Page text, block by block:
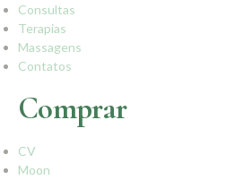
Consultas
Terapias
Massagens
Contatos
Comprar
CV
Moon